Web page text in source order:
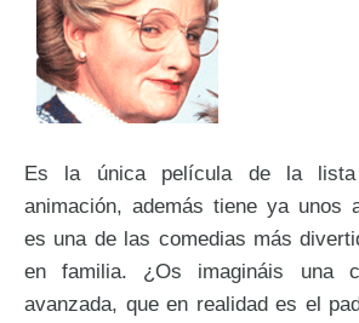
Es la única película de la
animación, además tiene ya unos
es una de las comedias más
en familia. ¿Os imagináis una
avanzada, que en realidad es el